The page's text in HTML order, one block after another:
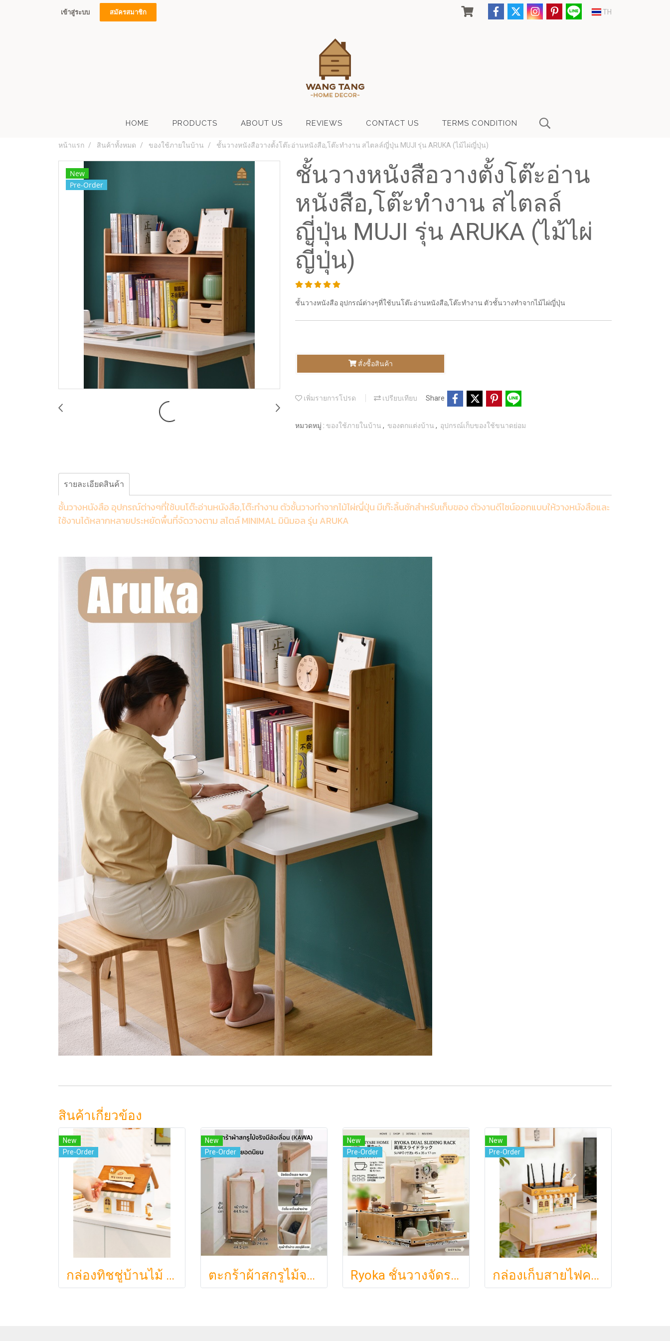
เข้าสู่ระบบ สมัครสมาชิก TH
HOME PRODUCTS ABOUT US REVIEWS CONTACT US TERMS CONDITION
หน้าแรก สินค้าทั้งหมด ของใช้ภายในบ้าน ชั้นวางหนังสือวางตั้งโต๊ะอ่านหนังสือ,โต๊ะทำงาน สไตลล์ญี่ปุ่น MUJI รุ่น ARUKA (ไม้ไผ่ญี่ปุ่น)
New
Pre-Order
ชั้นวางหนังสือวางตั้งโต๊ะอ่าน
หนังสือ,โต๊ะทำงาน สไตลล์
ญี่ปุ่น MUJI รุ่น ARUKA (ไม้ไผ่
ญี่ปุ่น)
ชั้นวางหนังสือ อุปกรณ์ต่างๆที่ใช้บนโต๊ะอ่านหนังสือ,โต๊ะทำงาน ตัวชั้นวางทำจากไม้ไผ่ญี่ปุ่น
สั่งซื้อสินค้า
เพิ่มรายการโปรด เปรียบเทียบ Share
หมวดหมู่ : ของใช้ภายในบ้าน , ของตกแต่งบ้าน , อุปกรณ์เก็บของใช้ขนาดย่อม
รายละเอียดสินค้า
ชั้นวางหนังสือ อุปกรณ์ต่างๆที่ใช้บนโต๊ะอ่านหนังสือ,โต๊ะทำงาน ตัวชั้นวางทำจากไม้ไผ่ญี่ปุ่น มีเก๊ะลิ้นชักสำหรับเก็บของ ตัวงานดีไซน์ออกแบบให้วางหนังสือและ
ใช้งานได้หลากหลายประหยัดพื้นที่จัดวางตาม สไตล์ MINIMAL มินิมอล รุ่น ARUKA
สินค้าเกี่ยวข้อง
New
Pre-Order
กล่องทิชชู่บ้านไม้ My Cozy Nest สไตล์มินิมอล นอร์ดิก ของแต่งบ้านรูปบ้าน ขนมปัง เบเกอรี่ กล่องใส่กระดาษทิชชู่แบบตั้งโต๊ะ ฝาเปิดแม่เหล็ก เติมกระดาษง่าย
New
Pre-Order
ตะกร้าผ้าสกรูไม้จริง ขนา 44.5cm รุ่น KAWA Minimalist สไตล์ญี่ปุ่นเคลื่อนที่ได้ มีล้อเลื่อน (KAWA)
New
Pre-Order
Ryoka ชั้นวางจัดระเบียบตั้งโต๊ะ 2 ชั้น สไตล์มินิมอล-ญี่ปุ่น ลิ้นชักเลื่อน ลิ้นชักเก็บแก้ว วัสดุไม้ธรรมชาติ ไม่ต้องประกอบ ประหยัดพื้นที่เคาน์เตอร์
New
Pre-Order
กล่องเก็บสายไฟคาเฟ่จิ๋วสไตล์ญี่ปุ่นมินิมอล ซ่อนเร้าเตอร์และปลั๊กไฟให้ห้องดูละมุนเหมือนยกคาเฟ่จากโตเกียวมาไว้ที่บ้าน